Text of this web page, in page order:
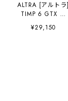
ALTRA [アルトラ]
TIMP 6 GTX M
[AL0A85SP] ティ
ンプ 6 GTX メン
¥29,150